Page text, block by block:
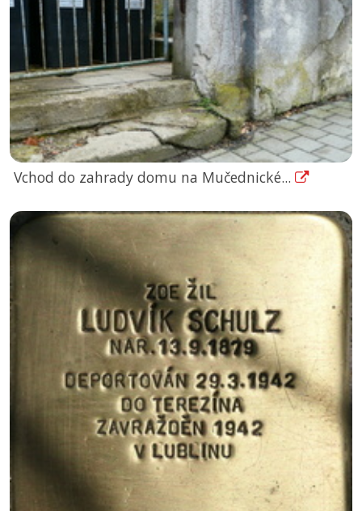
Vchod do zahrady domu na Mučednické...